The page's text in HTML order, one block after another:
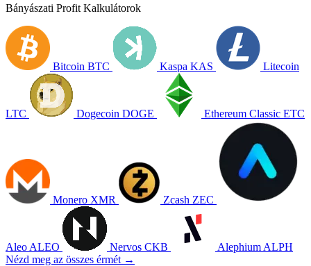
Bányászati Profit Kalkulátorok
Bitcoin BTC Kaspa KAS Litecoin
LTC Dogecoin DOGE Ethereum Classic ETC
Monero XMR Zcash ZEC
Aleo ALEO Nervos CKB Alephium ALPH
Nézd meg az összes érmét →